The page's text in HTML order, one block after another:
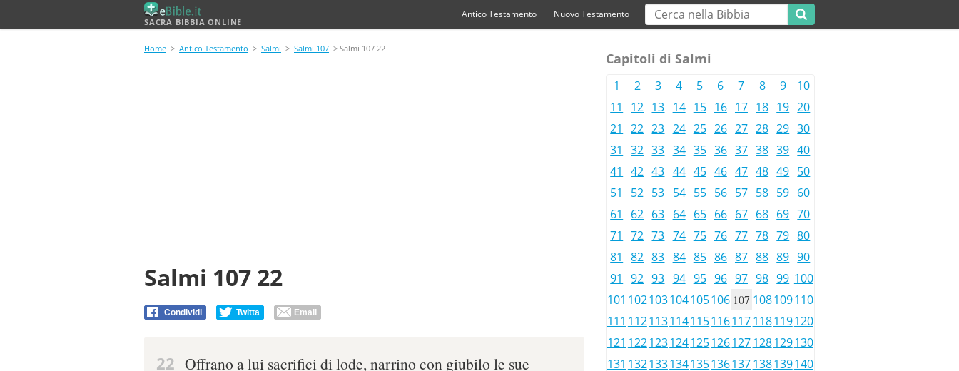
SACRA BIBBIA ONLINE
Antico Testamento Nuovo Testamento
Home > Antico Testamento > Salmi > Salmi 107 > Salmi 107 22
Salmi 107 22
Condividi Twitta Email
22 Offrano a lui sacrifici di lode, narrino con giubilo le sue
Capitoli di Salmi
1 2 3 4 5 6 7 8 9
10
11
12 13 14 15 16 17 18 19 20
21
22 23 24 25 26 27 28 29 30
31
32 33 34 35 36 37 38 39 40
41
42 43 44 45 46 47 48 49 50
51
52 53 54 55 56 57 58 59 60
61
62 63 64 65 66 67 68 69 70
71
72 73 74 75 76 77 78 79 80
81
82 83 84 85 86 87 88 89 90
91
92 93 94 95 96 97 98 99 100
101 102103104105106 107 108109110
111 112113114115116117118119120
121 122123124125126127128129130
131 132133134135136137138139140